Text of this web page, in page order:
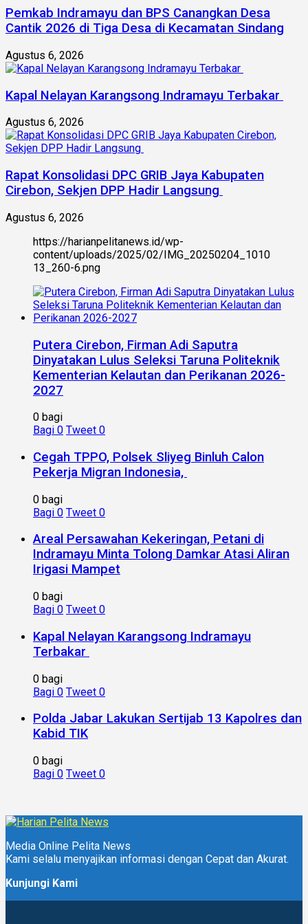
Pemkab Indramayu dan BPS Canangkan Desa
Cantik 2026 di Tiga Desa di Kecamatan Sindang
Agustus 6, 2026
Kapal Nelayan Karangsong Indramayu Terbakar
Agustus 6, 2026
Rapat Konsolidasi DPC GRIB Jaya Kabupaten
Cirebon, Sekjen DPP Hadir Langsung
Agustus 6, 2026
https://harianpelitanews.id/wp-
content/uploads/2025/02/IMG_20250204_1010
13_260-6.png
Putera Cirebon, Firman Adi Saputra
Dinyatakan Lulus Seleksi Taruna Politeknik
Kementerian Kelautan dan Perikanan 2026-
2027
0 bagi
Bagi 0 Tweet 0
Cegah TPPO, Polsek Sliyeg Binluh Calon
Pekerja Migran Indonesia,
0 bagi
Bagi 0 Tweet 0
Areal Persawahan Kekeringan, Petani di
Indramayu Minta Tolong Damkar Atasi Aliran
Irigasi Mampet
0 bagi
Bagi 0 Tweet 0
Kapal Nelayan Karangsong Indramayu
Terbakar
0 bagi
Bagi 0 Tweet 0
Polda Jabar Lakukan Sertijab 13 Kapolres dan
Kabid TIK
0 bagi
Bagi 0 Tweet 0
Media Online Pelita News
Kami selalu menyajikan informasi dengan Cepat dan Akurat.
Kunjungi Kami